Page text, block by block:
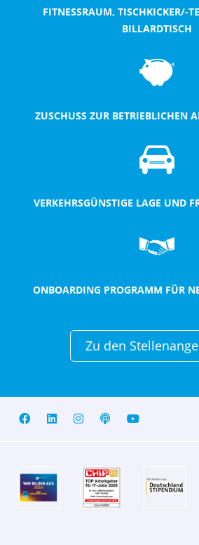
FITNESSRAUM, TISCHKICKER/-
BILLARDTISCH
ZUSCHUSS ZUR BETRIEBLICHEN
VERKEHRSGÜNSTIGE LAGE UND
ONBOARDING PROGRAMM FÜR
Zu den